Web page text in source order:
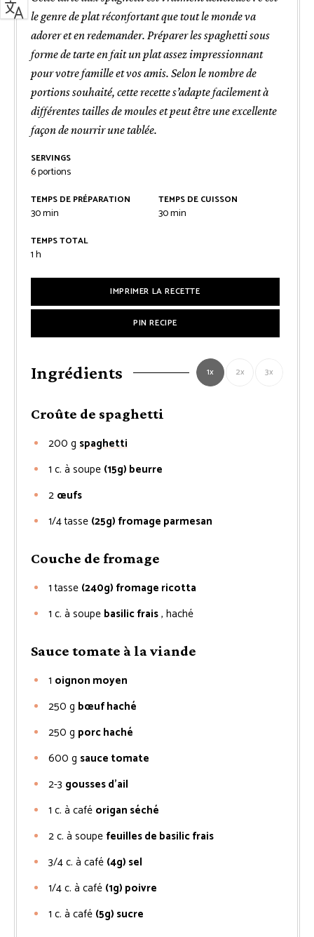
le genre de plat réconfortant que tout le monde va
adorer et en redemander. Préparer les spaghetti sous
forme de tarte en fait un plat assez impressionnant
pour votre famille et vos amis. Selon le nombre de
portions souhaité, cette recette s’adapte facilement à
différentes tailles de moules et peut être une excellente
façon de nourrir une tablée.
SERVINGS
6portions
TEMPS DE PRÉPARATION
30minutes
min
TEMPS DE CUISSON
30minutes
min
TEMPS TOTAL
1heure
h
IMPRIMER LA RECETTE
PIN RECIPE
Ingrédients 1x 2x 3x
Croûte de spaghetti
200 g spaghetti
1 c. à soupe (15g) beurre
2 œufs
1/4tasse (25g) fromage parmesan
Couche de fromage
1 tasse (240g) fromage ricotta
1 c. à soupe basilic frais, haché
Sauce tomate à la viande
1 oignon moyen
250 g bœuf haché
250 g porc haché
600 g sauce tomate
2-3 gousses d’ail
1 c. à café origan séché
2c. à soupe feuilles de basilic frais
3/4c. à café (4g) sel
1/4c. à café (1g) poivre
1 c. à café (5g) sucre